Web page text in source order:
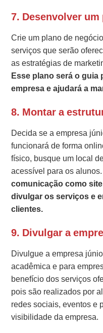
7. Desenvolver
Crie um plano de
serviços que serão
as estratégias de
Esse plano será o guia
empresa e ajudará a
8. Montar a
Decida se a empresa
funcionará de forma
físico, busque um local
acessível para os
comunicação como
divulgar os serviços e
clientes.
9. Divulgar a
Divulgue a empresa
acadêmica e para
benefício dos serviços
pois são realizados por
redes sociais, eventos e
visibilidade da empresa.